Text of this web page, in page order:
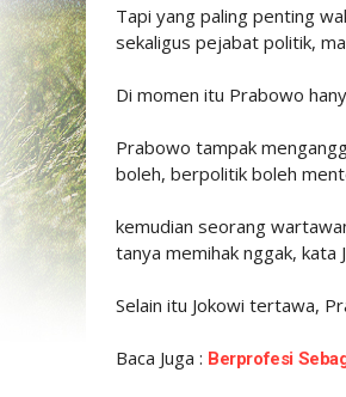
Tapi yang paling penting
sekaligus pejabat politik,
Di momen itu Prabowo
Prabowo tampak
boleh, berpolitik boleh
kemudian seorang
tanya memihak nggak, kata
Selain itu Jokowi tertawa,
Baca Juga : Berprofesi